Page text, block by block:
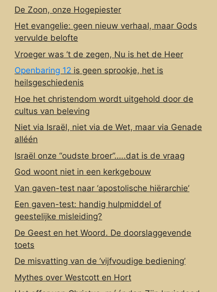
De Zoon, onze Hogepiester
Het evangelie: geen nieuw verhaal, maar Gods
vervulde belofte
Vroeger was ’t de zegen, Nu is het de Heer
Openbaring 12 is geen sprookje, het is
heilsgeschiedenis
Hoe het christendom wordt uitgehold door de
cultus van beleving
Niet via Israël, niet via de Wet, maar via Genade
alléén
Israël onze “oudste broer”…..dat is de vraag
God woont niet in een kerkgebouw
Van gaven-test naar ‘apostolische hiërarchie’
Een gaven-test: handig hulpmiddel of
geestelijke misleiding?
De Geest en het Woord. De doorslaggevende
toets
De misvatting van de ‘vijfvoudige bediening’
Mythes over Westcott en Hort